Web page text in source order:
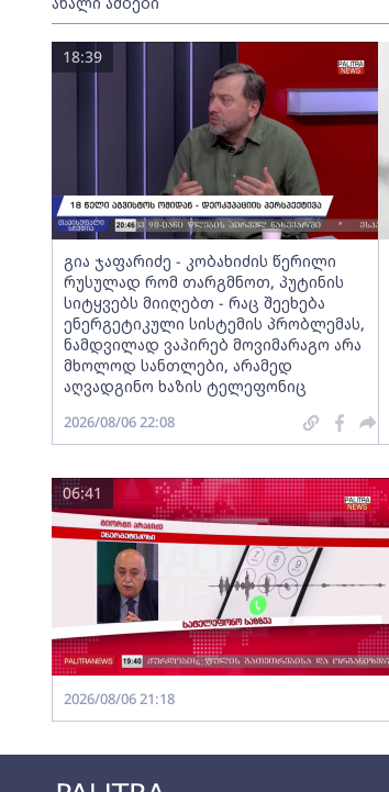
გია ჯაფარიძე - კობახიძის წერილი
რუსულად რომ თარგმნოთ, პუტინის
სიტყვებს მიიღებთ - რაც შეეხება
ენერგეტიკული სისტემის პრობლემას,
ნამდვილად ვაპირებ მოვიმარაგო არა
მხოლოდ სანთლები, არამედ
აღვადგინო ხაზის ტელეფონიც
18:39
2026/08/06 22:08
06:41
2026/08/06 21:18